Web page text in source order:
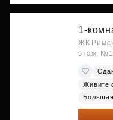
1-
ЖК
этаж,
Живите